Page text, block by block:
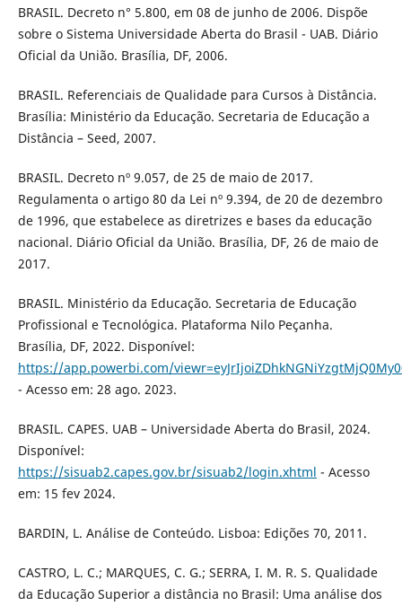
BRASIL. Decreto n° 5.800, em 08 de junho de 2006. Dispõe
sobre o Sistema Universidade Aberta do Brasil - UAB. Diário
Oficial da União. Brasília, DF, 2006.
BRASIL. Referenciais de Qualidade para Cursos à Distância.
Brasília: Ministério da Educação. Secretaria de Educação a
Distância – Seed, 2007.
BRASIL. Decreto nº 9.057, de 25 de maio de 2017.
Regulamenta o artigo 80 da Lei nº 9.394, de 20 de dezembro
de 1996, que estabelece as diretrizes e bases da educação
nacional. Diário Oficial da União. Brasília, DF, 26 de maio de
2017.
BRASIL. Ministério da Educação. Secretaria de Educação
Profissional e Tecnológica. Plataforma Nilo Peçanha.
Brasília, DF, 2022. Disponível:
https://app.powerbi.com/
- Acesso em: 28 ago. 2023.
BRASIL. CAPES. UAB – Universidade Aberta do Brasil, 2024.
Disponível:
https://sisuab2.capes.gov.br/sisuab2/login.xhtml - Acesso
em: 15 fev 2024.
BARDIN, L. Análise de Conteúdo. Lisboa: Edições 70, 2011.
CASTRO, L. C.; MARQUES, C. G.; SERRA, I. M. R. S. Qualidade
da Educação Superior a distância no Brasil: Uma análise dos